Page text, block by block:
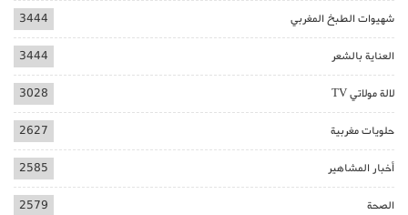
شهيوات الطبخ المغربي 3444
العناية بالشعر 3444
لالة مولاتي TV 3028
حلويات مغربية 2627
أخبار المشاهير 2585
الصحة 2579